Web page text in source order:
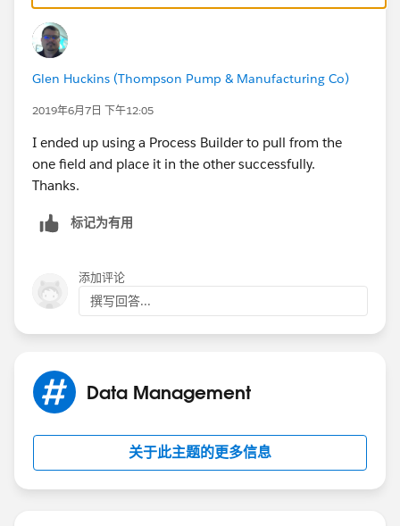
Glen Huckins (Thompson Pump & Manufacturing Co)
2019年6月7日 下午12:05
I ended up using a Process Builder to pull from the
one field and place it in the other successfully.
Thanks.
标记为有用
添加评论
撰写回答...
Data Management
关于此主题的更多信息